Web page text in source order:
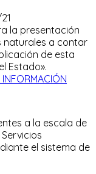
la presentación
naturales a contar
de esta
Estado».
INFORMACIÓN
a la escala de
el sistema de